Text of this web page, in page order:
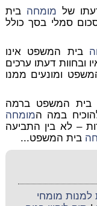
של מומחה בית
סמלי בסך כולל
בית המשפט אינו
ובחוות דעתו ערכים
ומונעים ממנו
בית המשפט ברמה
במה המומחה
– לא בין התביעה
בית המשפט...
מומחי